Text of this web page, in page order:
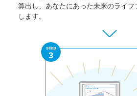
算出し、あなたにあった未来のライフ
します。
step
3